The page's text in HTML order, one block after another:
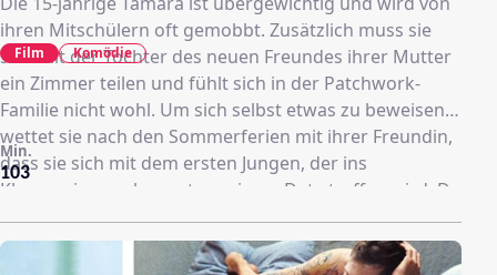
ihren Mitschülern oft gemobbt. Zusätzlich muss sie
sich mit der Tochter des neuen Freundes ihrer Mutter
ein Zimmer teilen und fühlt sich in der Patchwork-
Familie nicht wohl. Um sich selbst etwas zu beweisen,
wettet sie nach den Sommerferien mit ihrer Freundin,
dass sie sich mit dem ersten Jungen, der ins
Klassenzimmer kommt, zu einem Date treffen wird. Da
betritt ausgerechnet Diego den Raum und das Chaos
beginnt.
103
Min.
Film Komödie